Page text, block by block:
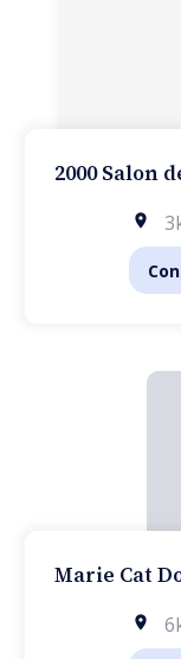
2000 Salon
Marie Cat